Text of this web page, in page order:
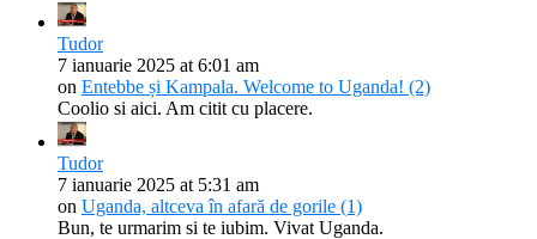
Tudor
7 ianuarie 2025 at 6:01 am
on Entebbe și Kampala. Welcome to Uganda! (2)
Coolio si aici. Am citit cu placere.
Tudor
7 ianuarie 2025 at 5:31 am
on Uganda, altceva în afară de gorile (1)
Bun, te urmarim si te iubim. Vivat Uganda.